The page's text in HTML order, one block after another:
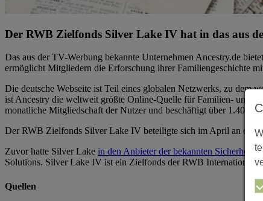
Der RWB Zielfonds Silver Lake IV hat in das aus
Das aus der TV-Werbung bekannte Unternehmen Ancestry.de
ermöglicht Mitgliedern die Erforschung ihrer Familiengeschichte
Die deutsche Webseite ist Teil eines globalen Netzwerks, zu dem
ist Ancestry die weltweit größte Online-Quelle für Familien- und
monatliche Mitgliedschaft der Nutzer und beschäftigt über 1.400
Der RWB Zielfonds Silver Lake IV beteiligte sich im April an dem
Zuvor hatte Silver Lake in den Anbieter der bekannten
Solutions. Silver Lake IV ist ein Zielfonds der RWB International
Quellen